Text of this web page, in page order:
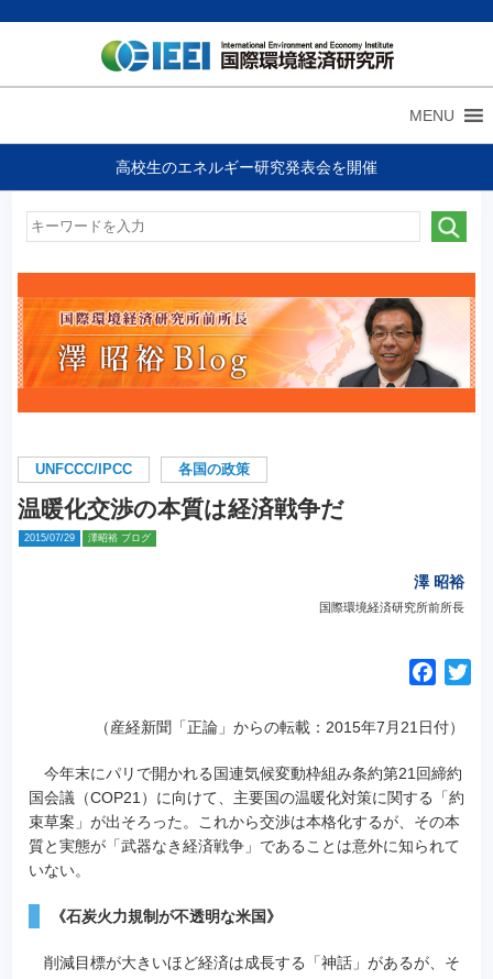
MENU
高校生のエネルギー研究発表会を開催
UNFCCC/IPCC 各国の政策
温暖化交渉の本質は経済戦争だ
2015/07/29 澤昭裕 ブログ
澤 昭裕
国際環境経済研究所前所長
c
b
o
o
k
（産経新聞「正論」からの転載：2015年7月21日付）
今年末にパリで開かれる国連気候変動枠組み条約第21回締約
国会議（COP21）に向けて、主要国の温暖化対策に関する「約
束草案」が出そろった。これから交渉は本格化するが、その本
質と実態が「武器なき経済戦争」であることは意外に知られて
いない。
《石炭火力規制が不透明な米国》
削減目標が大きいほど経済は成長する「神話」があるが、そ